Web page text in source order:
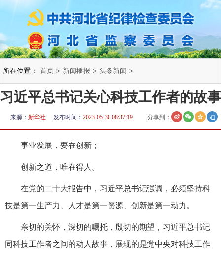
所在位置： 首页 > 新闻播报 > 头条新闻 >
习近平总书记关心科技工作者的故事
来源： 新华社 发布时间： 2023-05-30 08:37:19 分享到：
事业发展，要在创新；
创新之道，唯在得人。
在党的二十大报告中，习近平总书记强调，必须坚持科
技是第一生产力、人才是第一资源、创新是第一动力。
亲切的关怀，深切的嘱托，殷切的期望，习近平总书记
同科技工作者之间的动人故事，展现的是党中央对科技工作